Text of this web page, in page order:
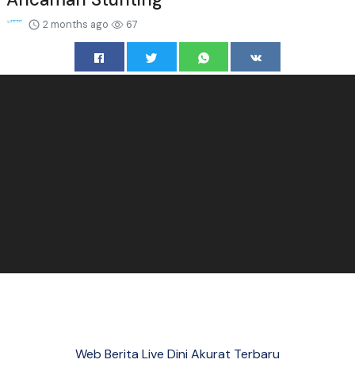
2 months ago 67
Web Berita Live Dini Akurat Terbaru